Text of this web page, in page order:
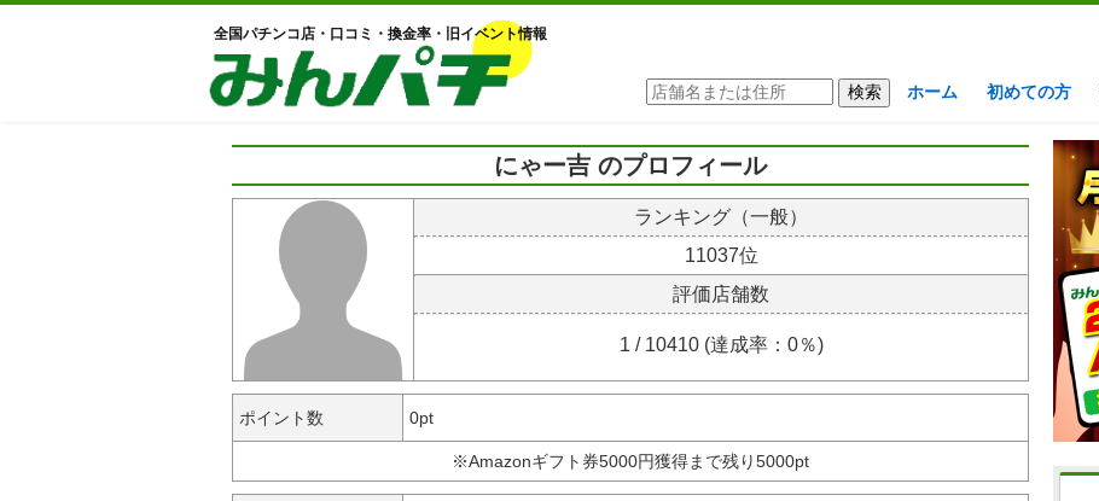
全国パチンコ店・口コミ・換金率・旧イベント情報
ホーム 初めての方
にゃー吉 のプロフィール
ランキング（一般）
11037位
評価店舗数
1 / 10410 (達成率：0％)
ポイント数 0pt
※Amazonギフト券5000円獲得まで残り5000pt